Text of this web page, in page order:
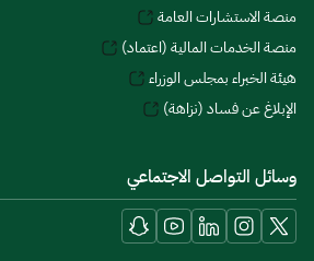
منصة الاستشارات العامة
منصة الخدمات المالية (اعتماد)
هيئة الخبراء بمجلس الوزراء
الإبلاغ عن فساد (نزاهة)
وسائل التواصل الاجتماعي